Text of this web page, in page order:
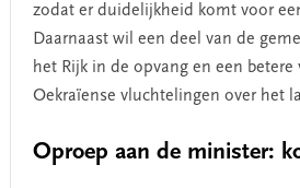
zodat er duidelijkheid komt voor
Daarnaast wil een deel van de
het Rijk in de opvang en een betere
Oekraïense vluchtelingen over het
Oproep aan de minister: